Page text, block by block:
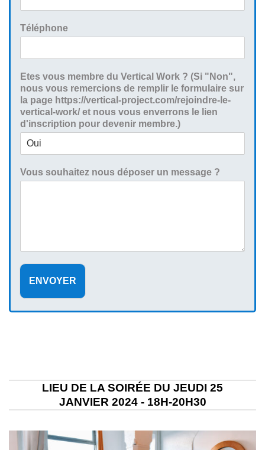
Téléphone
Etes vous membre du Vertical Work ? (Si "Non",
nous vous remercions de remplir le formulaire sur
la page https://vertical-project.com/rejoindre-le-
vertical-work/ et nous vous enverrons le lien
d'inscription pour devenir membre.)
Vous souhaitez nous déposer un message ?
ENVOYER
LIEU DE LA SOIRÉE DU JEUDI 25
JANVIER 2024 - 18H-20H30